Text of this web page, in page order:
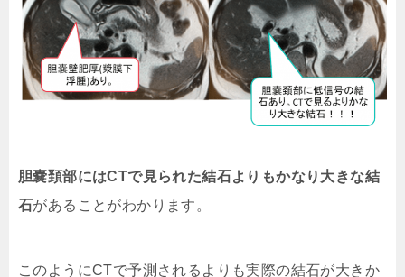
胆嚢頚部にはCTで見られた結石よりもかなり大きな結
石があることがわかります。
このようにCTで予測されるよりも実際の結石が大きか